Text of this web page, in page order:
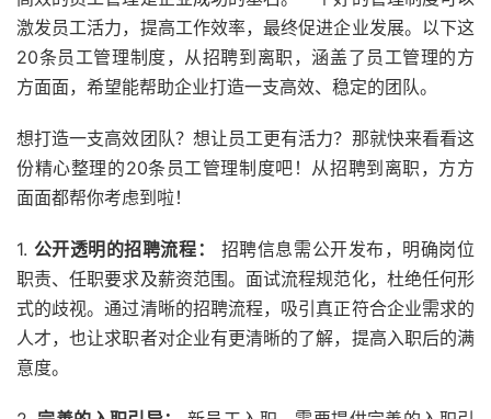
激发员工活力，提高工作效率，最终促进企业发展。以下这
20条员工管理制度，从招聘到离职，涵盖了员工管理的方
方面面，希望能帮助企业打造一支高效、稳定的团队。
想打造一支高效团队？想让员工更有活力？那就快来看看这
份精心整理的20条员工管理制度吧！从招聘到离职，方方
面面都帮你考虑到啦！
1. 公开透明的招聘流程：
招聘信息需公开发布，明确岗位
职责、任职要求及薪资范围。面试流程规范化，杜绝任何形
式的歧视。通过清晰的招聘流程，吸引真正符合企业需求的
人才，也让求职者对企业有更清晰的了解，提高入职后的满
意度。